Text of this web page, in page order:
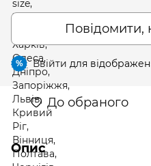
Повідомити,
% Ввійти для
До обраного
Опис